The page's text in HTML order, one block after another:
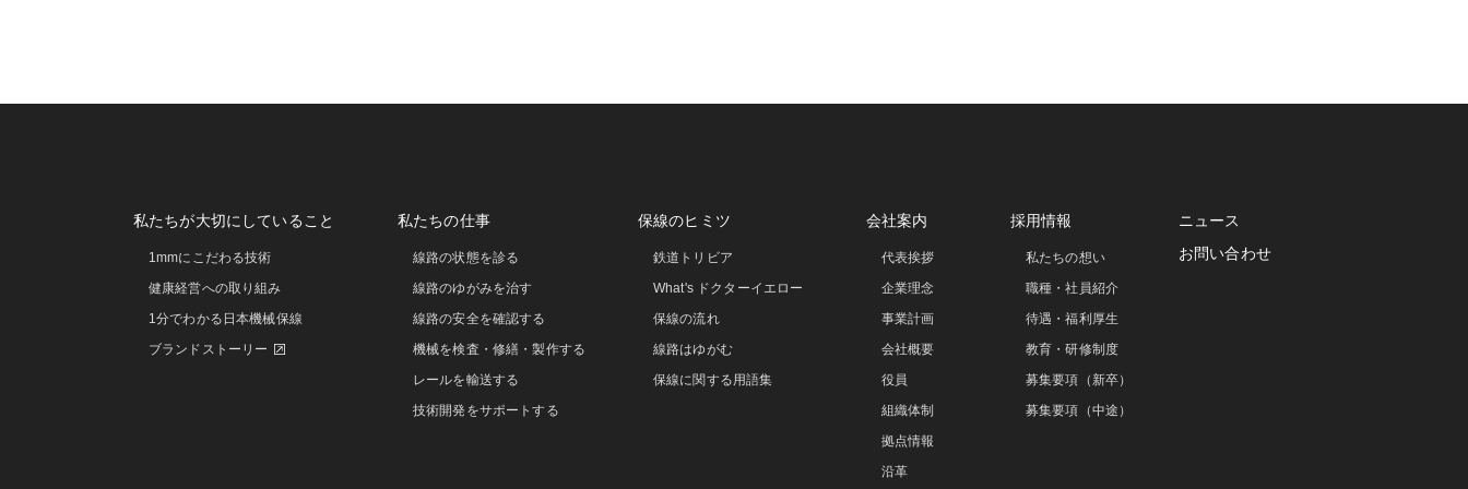
私たちが大切にしていること
1mmにこだわる技術
健康経営への取り組み
1分でわかる日本機械保線
ブランドストーリー
私たちの仕事
線路の状態を診る
線路のゆがみを治す
線路の安全を確認する
機械を検査・修繕・製作する
レールを輸送する
技術開発をサポートする
保線のヒミツ
鉄道トリビア
What's ドクターイエロー
保線の流れ
線路はゆがむ
保線に関する用語集
会社案内
代表挨拶
企業理念
事業計画
会社概要
役員
組織体制
拠点情報
沿革
採用情報
私たちの想い
職種・社員紹介
待遇・福利厚生
教育・研修制度
募集要項（新卒）
募集要項（中途）
ニュース
お問い合わせ